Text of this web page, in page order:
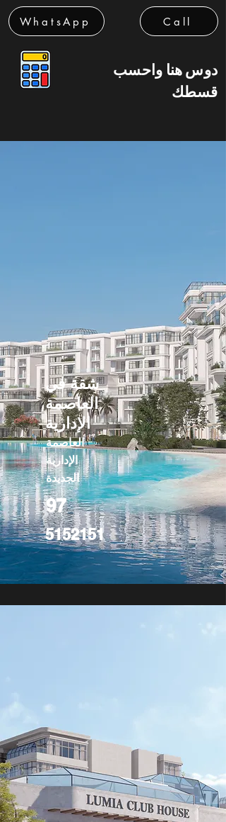
WhatsApp Call
دوس هنا واحسب
قسطك
شقة في
العاصمة
الإدارية
العاصمة
الإدارية
الجديدة
97
5152151